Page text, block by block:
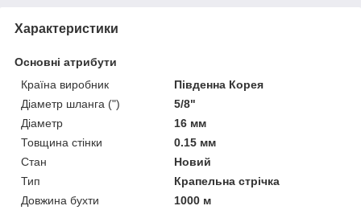
Характеристики
Основні атрибути
Країна виробник
Південна Корея
Діаметр шланга (")
5/8"
Діаметр
16 мм
Товщина стінки
0.15 мм
Стан
Новий
Тип
Крапельна стрічка
Довжина бухти
1000 м